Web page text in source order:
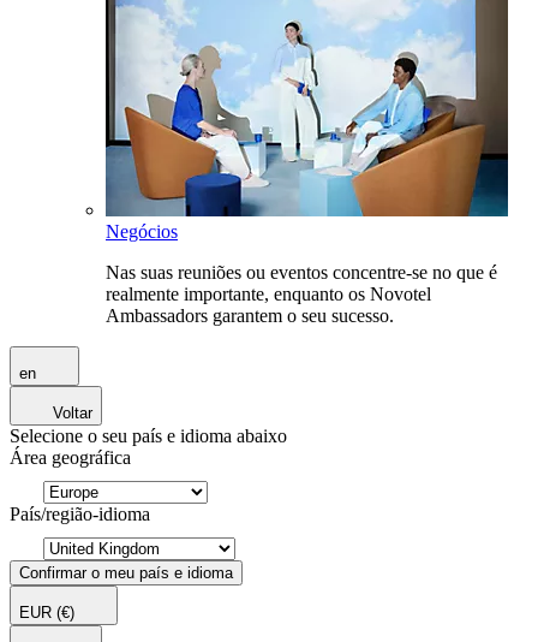
Negócios
Nas suas reuniões ou eventos concentre-se no que é
realmente importante, enquanto os Novotel
Ambassadors garantem o seu sucesso.
en
Voltar
Selecione o seu país e idioma abaixo
Área geográfica
País/região-idioma
Confirmar o meu país e idioma
EUR (€)